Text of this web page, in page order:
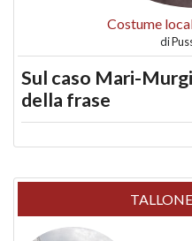
Costume
di
Sul caso Mari-
della frase